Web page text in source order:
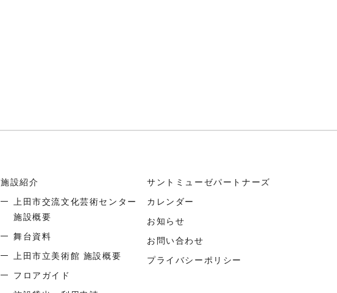
施設紹介
上田市交流文化芸術センター
施設概要
舞台資料
上田市立美術館 施設概要
フロアガイド
サントミューゼパートナーズ
カレンダー
お知らせ
お問い合わせ
プライバシーポリシー